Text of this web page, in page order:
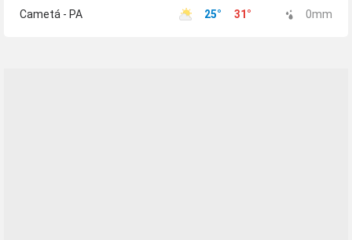
Cametá - PA
25° 31 ° 0mm